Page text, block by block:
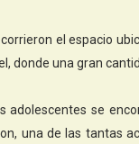
el espacio
donde una gran
adolescentes se
una de las tantas